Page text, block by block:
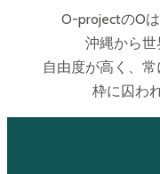
O-projectのO
沖縄から世
自由度が高く、
枠に囚わ